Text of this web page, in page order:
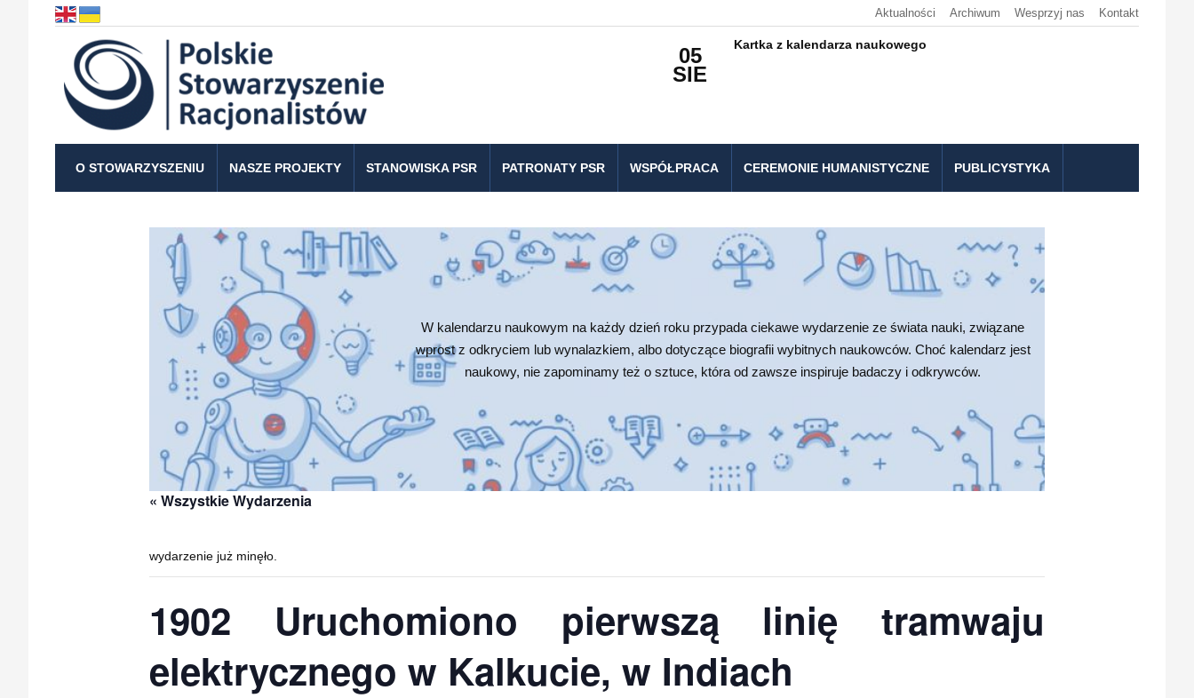
Aktualności Archiwum Wesprzyj nas Kontakt
05
SIE
Kartka z kalendarza naukowego
O STOWARZYSZENIU NASZE PROJEKTY STANOWISKA PSR PATRONATY PSR WSPÓŁPRACA CEREMONIE HUMANISTYCZNE PUBLICYSTYKA
W kalendarzu naukowym na każdy dzień roku przypada ciekawe wydarzenie ze świata nauki, związane
wprost z odkryciem lub wynalazkiem, albo dotyczące biografii wybitnych naukowców. Choć kalendarz jest
naukowy, nie zapominamy też o sztuce, która od zawsze inspiruje badaczy i odkrywców.
« Wszystkie Wydarzenia
wydarzenie już minęło.
1902 Uruchomiono pierwszą linię tramwaju
elektrycznego w Kalkucie, w Indiach